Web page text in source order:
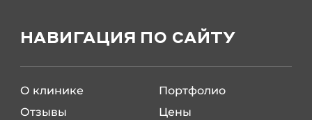
НАВИГАЦИЯ ПО САЙТУ
О клинике
Портфолио
Отзывы
Цены